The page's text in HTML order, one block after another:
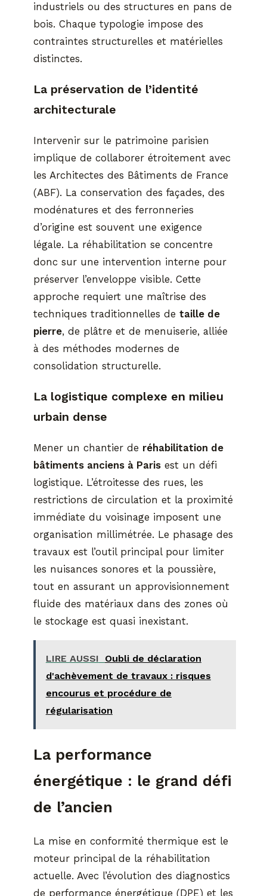
industriels ou des structures en pans de
bois. Chaque typologie impose des
contraintes structurelles et matérielles
distinctes.
La préservation de l’identité
architecturale
Intervenir sur le patrimoine parisien
implique de collaborer étroitement avec
les Architectes des Bâtiments de France
(ABF). La conservation des façades, des
modénatures et des ferronneries
d’origine est souvent une exigence
légale. La réhabilitation se concentre
donc sur une intervention interne pour
préserver l’enveloppe visible. Cette
approche requiert une maîtrise des
techniques traditionnelles de taille de
pierre, de plâtre et de menuiserie, alliée
à des méthodes modernes de
consolidation structurelle.
La logistique complexe en milieu
urbain dense
Mener un chantier de réhabilitation de
bâtiments anciens à Paris est un défi
logistique. L’étroitesse des rues, les
restrictions de circulation et la proximité
immédiate du voisinage imposent une
organisation millimétrée. Le phasage des
travaux est l’outil principal pour limiter
les nuisances sonores et la poussière,
tout en assurant un approvisionnement
fluide des matériaux dans des zones où
le stockage est quasi inexistant.
LIRE AUSSI
Oubli de déclaration
d'achèvement de travaux : risques
encourus et procédure de
régularisation
La performance
énergétique : le grand défi
de l’ancien
La mise en conformité thermique est le
moteur principal de la réhabilitation
actuelle. Avec l’évolution des diagnostics
de performance énergétique (DPE) et les